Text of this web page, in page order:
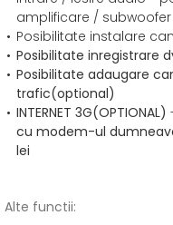
amplificare / subwoofer
Posibilitate instalare
Posibilitate inregistrare
Posibilitate adaugare
trafic(optional)
INTERNET 3G(OPTIONAL)
cu modem-ul
lei
Alte functii: